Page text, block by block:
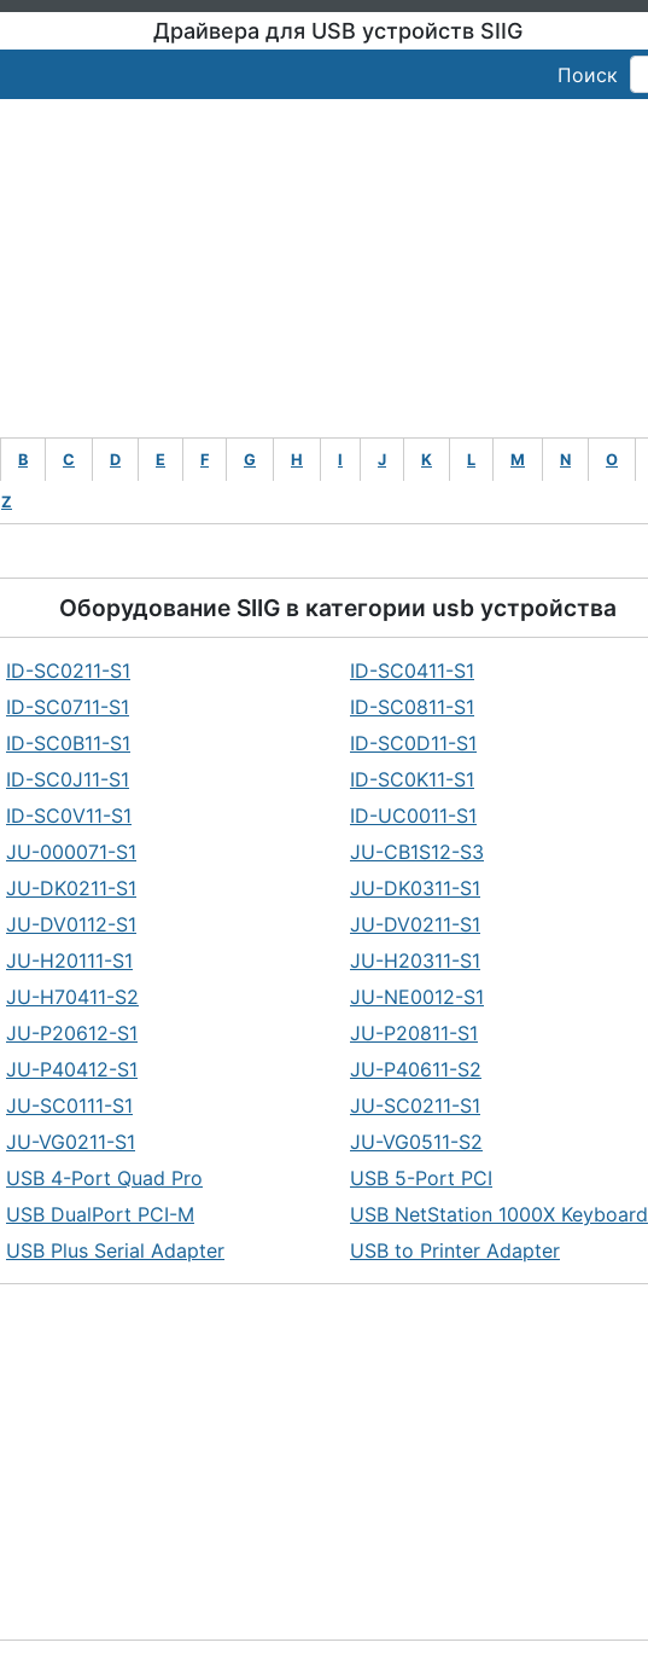
Драйвера для USB устройств SIIG
Поиск
B C D E F G H I J K L M N O
Z
Оборудование SIIG в категории usb устройства
ID-SC0211-S1 ID-SC0411-S1
ID-SC0711-S1 ID-SC0811-S1
ID-SC0B11-S1 ID-SC0D11-S1
ID-SC0J11-S1 ID-SC0K11-S1
ID-SC0V11-S1 ID-UC0011-S1
JU-000071-S1 JU-CB1S12-S3
JU-DK0211-S1 JU-DK0311-S1
JU-DV0112-S1 JU-DV0211-S1
JU-H20111-S1 JU-H20311-S1
JU-H70411-S2 JU-NE0012-S1
JU-P20612-S1 JU-P20811-S1
JU-P40412-S1 JU-P40611-S2
JU-SC0111-S1 JU-SC0211-S1
JU-VG0211-S1 JU-VG0511-S2
USB 4-Port Quad Pro USB 5-Port PCI
USB DualPort PCI-M USB NetStation 1000X Keyboard
USB Plus Serial Adapter USB to Printer Adapter